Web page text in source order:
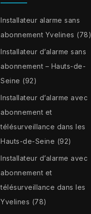
Installateur alarme sans
abonnement Yvelines (78)
Installateur d’alarme sans
abonnement – Hauts-de-
Seine (92)
Installateur d’alarme avec
abonnement et
télésurveillance dans les
Hauts-de-Seine (92)
Installateur d’alarme avec
abonnement et
télésurveillance dans les
Yvelines (78)